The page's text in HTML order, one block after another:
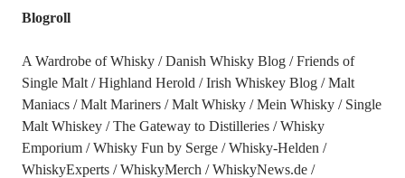
Blogroll
A Wardrobe of Whisky Danish Whisky Blog
Friends of
Single Malt
Highland Herold Irish Whiskey Blog
Malt
Maniacs
Malt Mariners Malt Whisky Mein Whisky
Single
Malt Whiskey
The Gateway to Distilleries
Whisky
Emporium
Whisky Fun by Serge
Whisky-Helden
WhiskyExperts
WhiskyMerch
WhiskyNews.de